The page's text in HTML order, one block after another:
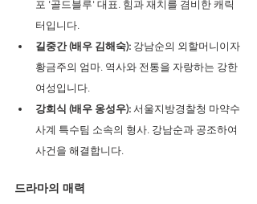
포 '골드블루' 대표. 힘과 재치를 겸비한 캐릭
터입니다.
길중간 (배우 김해숙): 강남순의 외할머니이자
황금주의 엄마. 역사와 전통을 자랑하는 강한
여성입니다.
강희식 (배우 옹성우): 서울지방경찰청 마약수
사계 특수팀 소속의 형사. 강남순과 공조하여
사건을 해결합니다.
드라마의 매력